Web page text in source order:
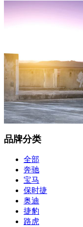
品牌分类
全部
奔驰
宝马
保时捷
奥迪
捷豹
路虎